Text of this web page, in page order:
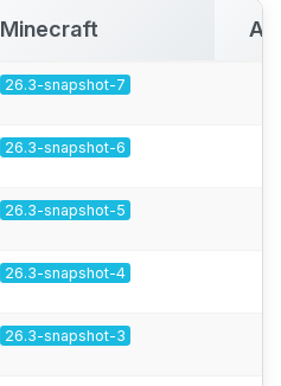
Minecraft
26.3-snapshot-7
26.3-snapshot-6
26.3-snapshot-5
26.3-snapshot-4
26.3-snapshot-3